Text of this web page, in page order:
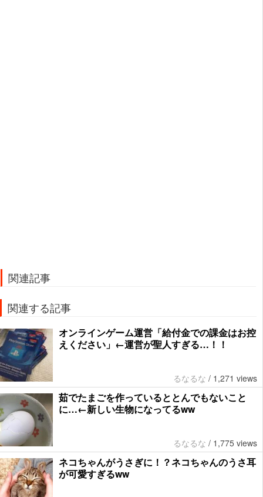
関連記事
関連する記事
オンラインゲーム運営「給付金での課金はお控
えください」←運営が聖人すぎる…！！
るなるな / 1,271 views
茹でたまごを作っているととんでもないこと
に…←新しい生物になってるww
るなるな / 1,775 views
ネコちゃんがうさぎに！？ネコちゃんのうさ耳
が可愛すぎるww